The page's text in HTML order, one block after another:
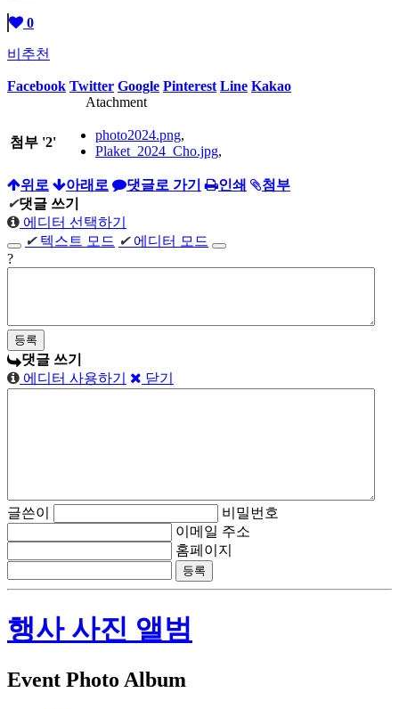
0
비추천
Facebook Twitter Google Pinterest Line Kakao
Atachment
첨부 '2' photo2024.png,
Plaket_2024_Cho.jpg,
위로 아래로 댓글로 가기 인쇄
첨부
✔댓글 쓰기
에디터 선택하기
✔ 텍스트 모드 ✔ 에디터 모드
?
댓글 쓰기
에디터 사용하기
닫기
글쓴이
비밀번호
이메일 주소
홈페이지
행사 사진 앨범
Event Photo Album